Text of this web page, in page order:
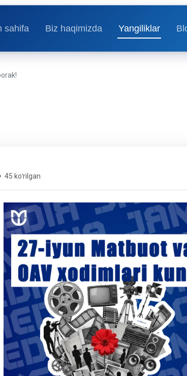
sahifa Biz haqimizda Yangiliklar
45 koʻrilgan